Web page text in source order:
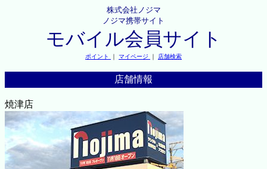
株式会社ノジマ
ノジマ携帯サイト
モバイル会員サイト
ポイント ｜ マイページ ｜ 店舗検索
店舗情報
焼津店